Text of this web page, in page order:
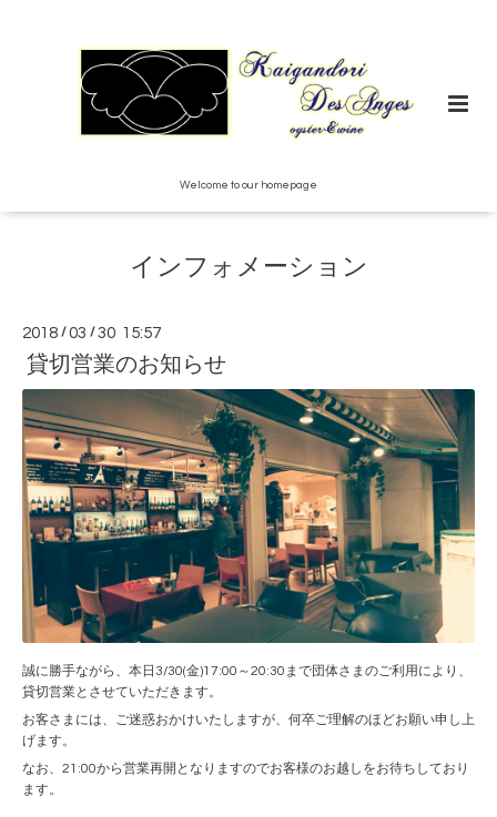
Welcome to our homepage
インフォメーション
2018 /03 /30 15:57
貸切営業のお知らせ
誠に勝手ながら、本日3/30(金)17:00～20:30まで団体さまのご利用により、
貸切営業とさせていただきます。
お客さまには、ご迷惑おかけいたしますが、何卒ご理解のほどお願い申し上
げます。
なお、21:00から営業再開となりますのでお客様のお越しをお待ちしており
ます。